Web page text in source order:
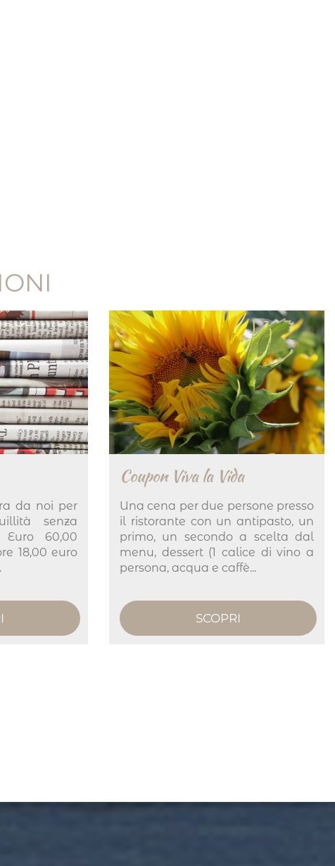
da noi per
senza
Euro 60,00
18,00 euro
Coupon Viva la Vida
Una cena per due persone presso
il ristorante con un antipasto, un
primo, un secondo a scelta dal
menu, dessert (1 calice di vino a
persona, acqua e caffè...
SCOPRI